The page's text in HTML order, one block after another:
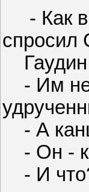
- Как
спросил
Гаудин
- Им
- А
- Он -
- И